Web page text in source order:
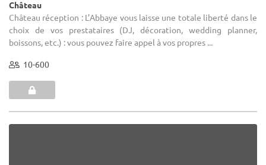
Château
Château réception : L’Abbaye vous laisse une totale liberté dans le
choix de vos prestataires (DJ, décoration, wedding planner,
boissons, etc.) : vous pouvez faire appel à vos propres ...
10-600